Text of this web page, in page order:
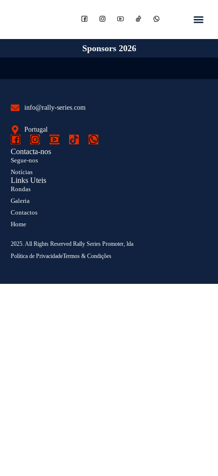
Sponsors 2026
info@rally-series.com
Portugal
Contacta-nos
Segue-nos
Notícias
Links Uteis
Rondas
Galeria
Contactos
Home
2025. All Rights Reserved Rally Series Promoter, lda
Política de PrivacidadeTermos & Condições